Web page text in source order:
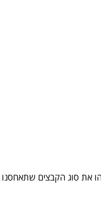
את סוג הקבצים שתאחסנו